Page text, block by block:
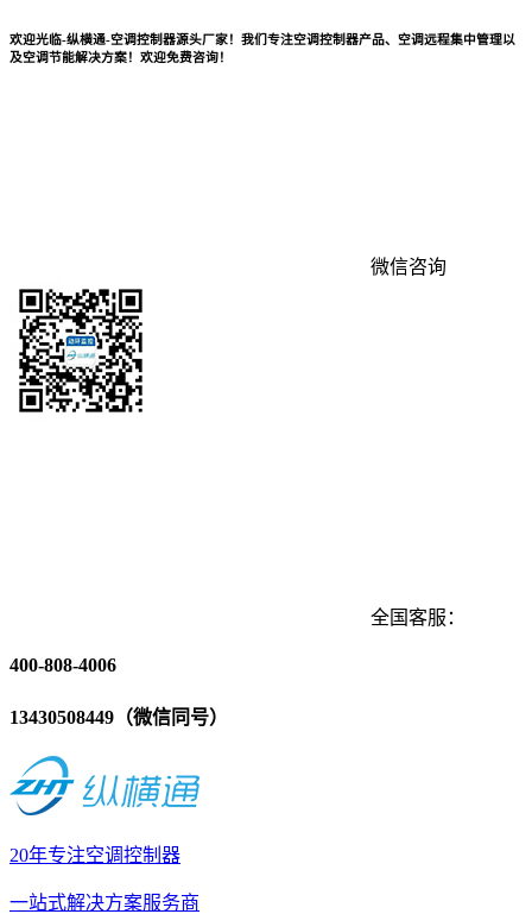
欢迎光临-纵横通-空调控制器源头厂家！我们专注空调控制器产品、空调远程集中管理以
及空调节能解决方案！欢迎免费咨询！
微信咨询
全国客服：
400-808-4006
13430508449（微信同号）
20年专注空调控制器
一站式解决方案服务商